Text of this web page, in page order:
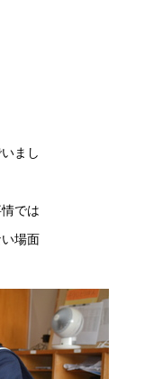
まし
では
場面